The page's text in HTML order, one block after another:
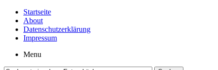
Startseite
About
Datenschutzerklärung
Impressum
Menu